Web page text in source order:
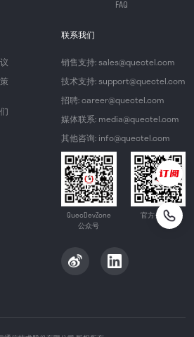
FAQ
联系我们
销售支持: sales@quectel.com
技术支持: support@quectel.com
招聘: career@quectel.com
媒体联系: media@quectel.com
其他咨询: info@quectel.com
QuecDevZone
公众号
官方公众号